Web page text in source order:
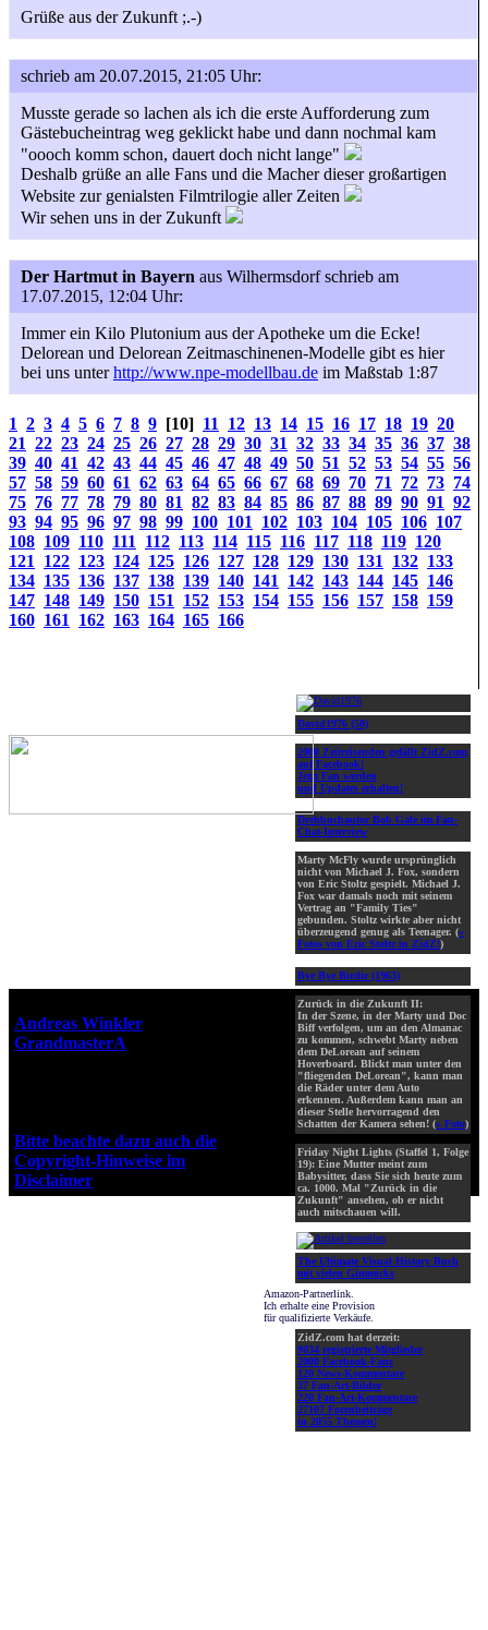
Grüße aus der Zukunft ;.-)
schrieb am 20.07.2015, 21:05 Uhr:
Musste gerade so lachen als ich die erste Aufforderung zum
Gästebucheintrag weg geklickt habe und dann nochmal kam
"oooch komm schon, dauert doch nicht lange"
Deshalb grüße an alle Fans und die Macher dieser großartigen
Website zur genialsten Filmtrilogie aller Zeiten
Wir sehen uns in der Zukunft
Der Hartmut in Bayern aus Wilhermsdorfschrieb am
17.07.2015, 12:04 Uhr:
Immer ein Kilo Plutonium aus der Apotheke um die Ecke!
Delorean und Delorean Zeitmaschinenen-Modelle gibt es hier
bei uns unterhttp://www.npe-modellbau.de im Maßstab 1:87
1 2 3 4 5 6 7 8 9 [10] 11 12 13 14 15 16 17 18 19 20
21 22 23 24 25 26 27 28 29 30 31 32 33 34 35 36 37 38
39 40 41 42 43 44 45 46 47 48 49 50 51 52 53 54 55 56
57 58 59 60 61 62 63 64 65 66 67 68 69 70 71 72 73 74
75 76 77 78 79 80 81 82 83 84 85 86 87 88 89 90 91 92
93 94 95 96 97 98 99 100 101 102 103 104 105 106 107
108 109 110 111 112 113 114 115 116 117 118 119 120
121
122 123 124 125 126 127 128 129 130 131 132 133
134 135 136 137 138 139 140 141 142 143 144 145 146
147 148 149 150 151 152 153 154 155 156 157 158 159
160 161 162 163 164 165 166
David1976 (50)
2000 Zeitreisenden gefällt ZidZ.com
auf Facebook!
Jetzt Fan werden
und Updates erhalten!
Drehbuchautor Bob Gale im Fan-
Chat-Interview
Marty McFly wurde ursprünglich
nicht von Michael J. Fox, sondern
von Eric Stoltz gespielt. Michael J.
Fox war damals noch mit seinem
Vertrag an "Family Ties"
gebunden. Stoltz wirkte aber nicht
überzeugend genug als Teenager. (»
Fotos von Eric Stoltz in ZidZ!)
Bye Bye Birdie (1963)
Zurück in die Zukunft II:
In der Szene, in der Marty und Doc
Biff verfolgen, um an den Almanac
zu kommen, schwebt Marty neben
dem DeLorean auf seinem
Hoverboard. Blickt man unter den
"fliegenden DeLorean", kann man
die Räder unter dem Auto
erkennen. Außerdem kann man an
dieser Stelle hervorragend den
Schatten der Kamera sehen! (» Foto)
Friday Night Lights (Staffel 1, Folge
19): Eine Mutter meint zum
Babysitter, dass Sie sich heute zum
ca. 1000. Mal "Zurück in die
Zukunft" ansehen, ob er nicht
auch mitschauen will.
The Ultimate Visual History Buch
mit vielen Gimmicks
Amazon-Partnerlink.
Ich erhalte eine Provision
für qualifizierte Verkäufe.
ZidZ.com hat derzeit:
9034 registrierte Mitglieder
2000 Facebook-Fans
120 News-Kommentare
37 Fan-Art-Bilder
220 Fan-Art-Kommentare
27107 Forenbeiträge
in 2055 Themen!
Andreas Winkler
GrandmasterA
Bitte beachte dazu auch die
Copyright-Hinweise im
Disclaimer